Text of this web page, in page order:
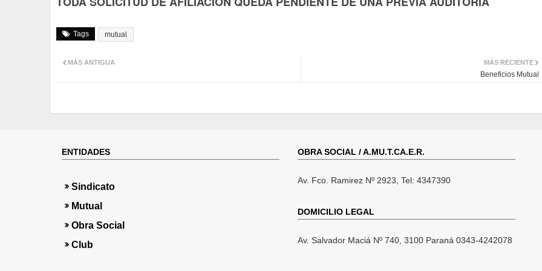
Tags mutual
MÁS RECIENTE
Beneficios Mutual
MÁS ANTIGUA
ENTIDADES
Sindicato
Mutual
Obra Social
Club
OBRA SOCIAL / A.MU.T.CA.E.R.
Av. Fco. Ramirez Nº 2923, Tel: 4347390
DOMICILIO LEGAL
Av. Salvador Maciá Nº 740, 3100 Paraná 0343-4242078